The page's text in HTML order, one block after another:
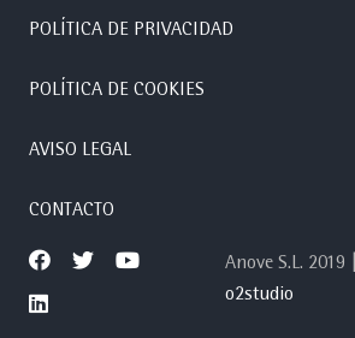
POLÍTICA DE PRIVACIDAD
POLÍTICA DE COOKIES
AVISO LEGAL
CONTACTO
Anove S.L. 2019 |
o2studio